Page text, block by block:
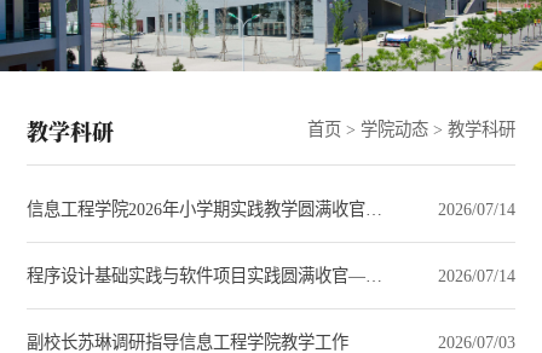
教学科研 首页 > 学院动态> 教学科研
2026/07/14
2026/07/14
副校长苏琳调研指导信息工程学院教学工作 2026/07/03